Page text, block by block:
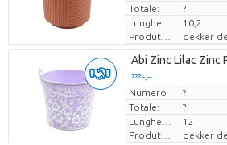
Totale:
?
10,2
Produttore
dekker
Abi Zinc Lilac Zinc
??? -,--
Prezzo x uno
Numero ?
Totale:
?
12
Produttore
dekker